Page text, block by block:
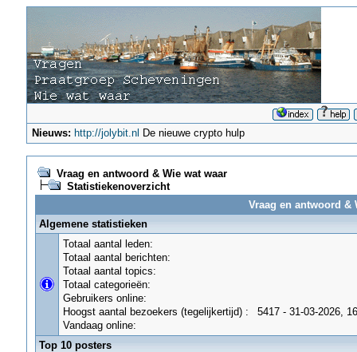
Nieuws: http://jolybit.nl De nieuwe crypto hulp
Vraag en antwoord & Wie wat waar
Statistiekenoverzicht
Vraag en antwoord &
Algemene statistieken
Totaal aantal leden:
Totaal aantal berichten:
Totaal aantal topics:
Totaal categorieën:
Gebruikers online:
Hoogst aantal bezoekers (tegelijkertijd) :
5417 - 31-03-2026,
Vandaag online:
Top 10 posters